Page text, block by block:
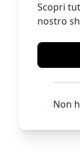
Scopri
nostro
Non